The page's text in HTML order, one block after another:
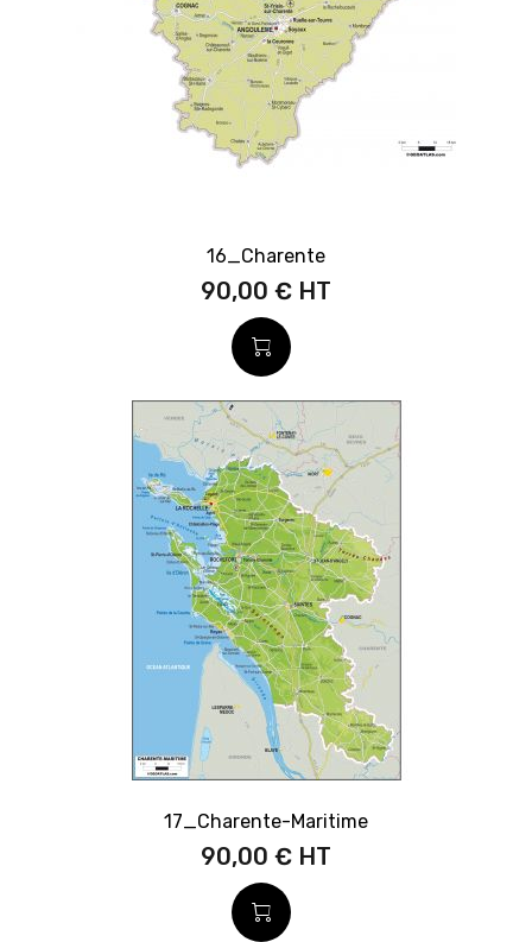
16_Charente
90,00 €
17_Charente-Maritime
90,00 €